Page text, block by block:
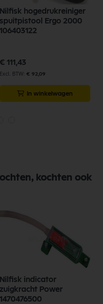
Nilfisk hogedrukreiniger
spuitpistool Ergo 2000
106403122
€ 111,43
€ 92,09
In winkelwagen
kochten ook
Nilfisk indicator
zuigkracht Power
1470476500